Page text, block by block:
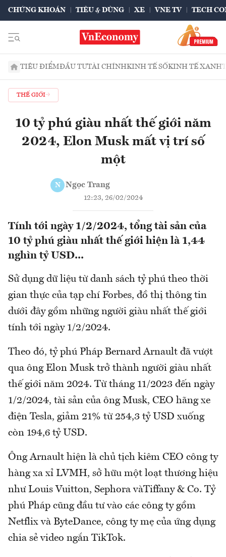
CHỨNG KHOÁN TIÊU & DÙNG XE VNE TV TECH
TIÊU ĐIỂMĐẦU TƯTÀI CHÍNHKINH TẾ SỐKINH TẾ XANH
THẾ GIỚI
10 tỷ phú giàu nhất thế giới năm
2024, Elon Musk mất vị trí số
một
N Ngọc Trang
12:23, 26/02/2024
Tính tới ngày 1/2/2024, tổng tài sản của
10 tỷ phú giàu nhất thế giới hiện là 1,44
nghìn tỷ USD...
Sử dụng dữ liệu từ danh sách tỷ phú theo thời
gian thực của tạp chí Forbes, đồ thị thông tin
dưới đây gồm những người giàu nhất thế giới
tính tới ngày 1/2/2024.
Theo đó, tỷ phú Pháp Bernard Arnault đã vượt
qua ông Elon Musk trở thành người giàu nhất
thế giới năm 2024. Từ tháng 11/2023 đến ngày
1/2/2024, tài sản của ông Musk, CEO hãng xe
điện Tesla, giảm 21% từ 254,3 tỷ USD xuống
còn 194,6 tỷ USD.
Ông Arnault hiện là chủ tịch kiêm CEO công ty
hàng xa xỉ LVMH, sở hữu một loạt thương hiệu
như Louis Vuitton, Sephora vàTiffany & Co. Tỷ
phú Pháp cũng đầu tư vào các công ty gồm
Netflix và ByteDance, công ty mẹ của ứng dụng
chia sẻ video ngắn TikTok.